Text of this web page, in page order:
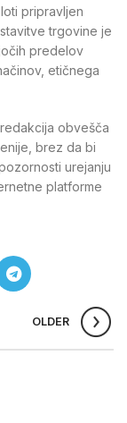
pripravljen
trgovine je
predelov
etičnega
obvešča
brez da bi
urejanju
platforme
OLDER